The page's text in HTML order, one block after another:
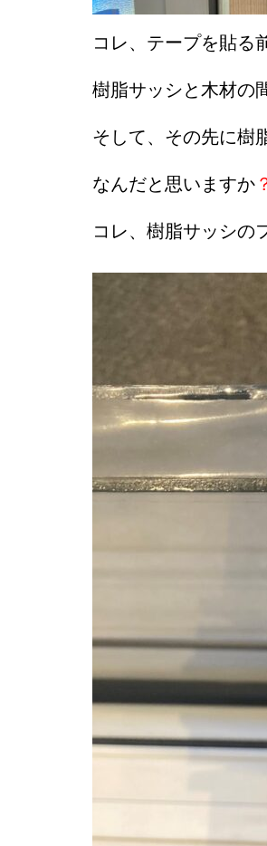
コレ、テープを貼る
樹脂サッシと木材の
そして、その先に樹
なんだと思いますか
コレ、樹脂サッシの